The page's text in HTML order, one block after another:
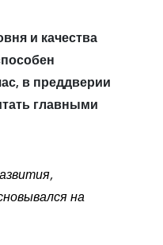
и качества
в преддверии
главными
на